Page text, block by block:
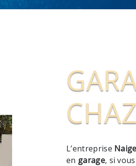
L’entreprise
en garage, si